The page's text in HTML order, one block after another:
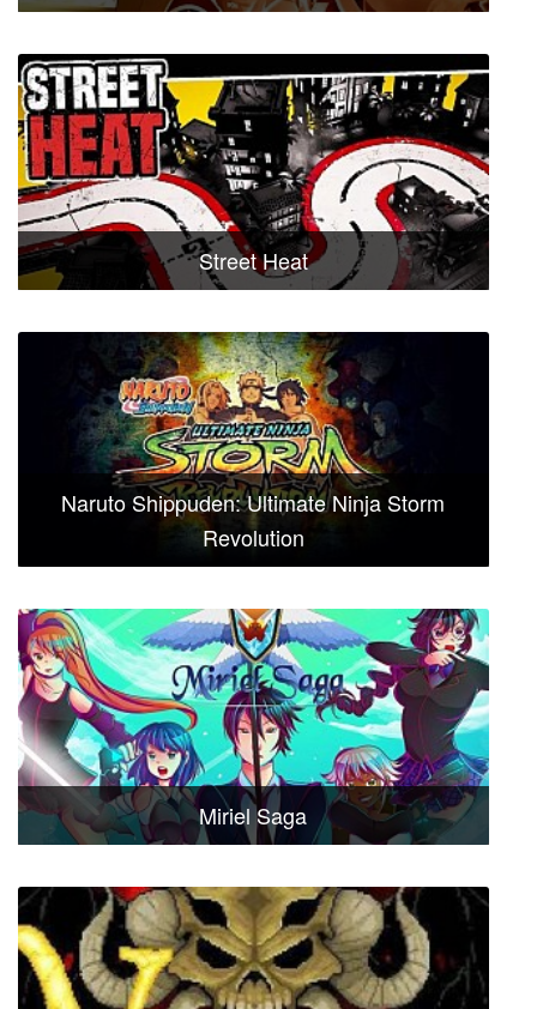
Street Heat
Naruto Shippuden: Ultimate Ninja Storm
Revolution
Miriel Saga